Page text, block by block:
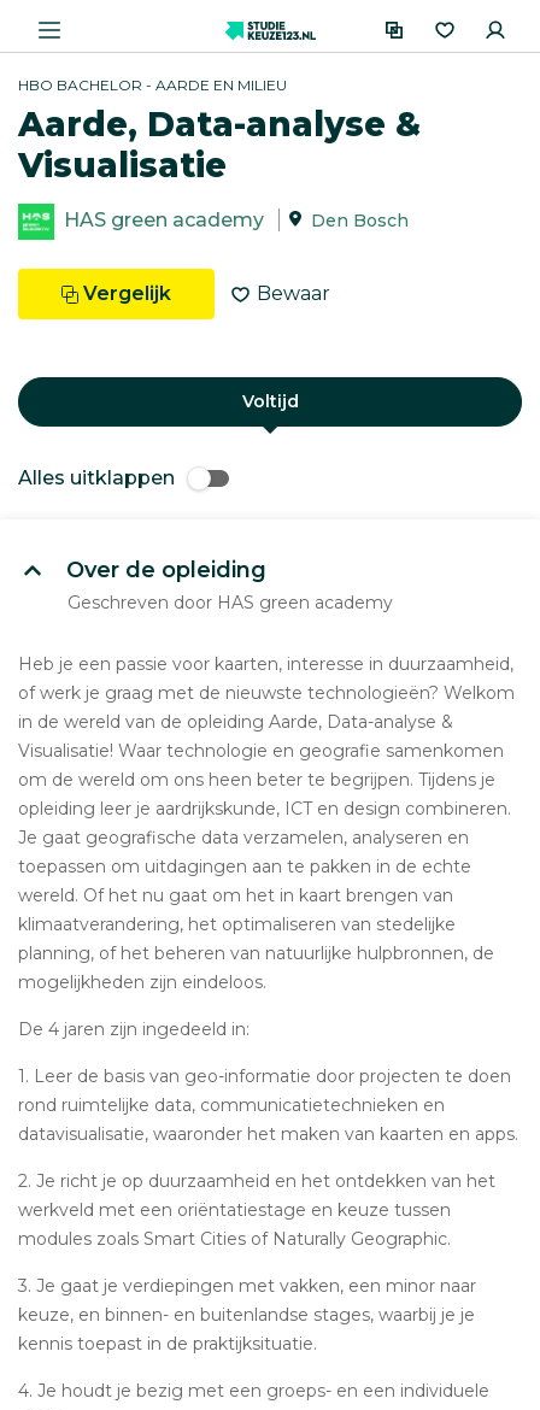
HBO BACHELOR - AARDE EN MILIEU
Aarde, Data-analyse &
Visualisatie
HAS green academy Den Bosch
Vergelijk Bewaar
Voltijd
Alles uitklappen
Over de opleiding
Geschreven door HAS green academy
Heb je een passie voor kaarten, interesse in duurzaamheid,
of werk je graag met de nieuwste technologieën? Welkom
in de wereld van de opleiding Aarde, Data-analyse &
Visualisatie! Waar technologie en geografie samenkomen
om de wereld om ons heen beter te begrijpen. Tijdens je
opleiding leer je aardrijkskunde, ICT en design combineren.
Je gaat geografische data verzamelen, analyseren en
toepassen om uitdagingen aan te pakken in de echte
wereld. Of het nu gaat om het in kaart brengen van
klimaatverandering, het optimaliseren van stedelijke
planning, of het beheren van natuurlijke hulpbronnen, de
mogelijkheden zijn eindeloos.
De 4 jaren zijn ingedeeld in:
1. Leer de basis van geo-informatie door projecten te doen
rond ruimtelijke data, communicatietechnieken en
datavisualisatie, waaronder het maken van kaarten en apps.
2. Je richt je op duurzaamheid en het ontdekken van het
werkveld met een oriëntatiestage en keuze tussen
modules zoals Smart Cities of Naturally Geographic.
3. Je gaat je verdiepingen met vakken, een minor naar
keuze, en binnen- en buitenlandse stages, waarbij je je
kennis toepast in de praktijksituatie.
4. Je houdt je bezig met een groeps- en een individuele